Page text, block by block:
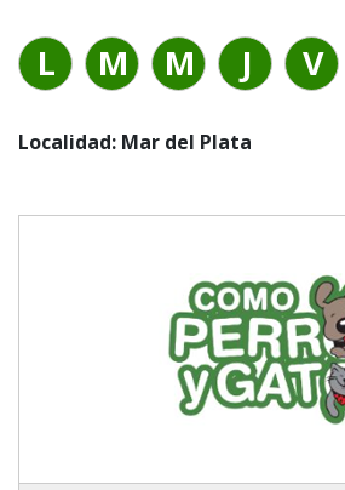
L M M J V
Localidad: Mar del Plata